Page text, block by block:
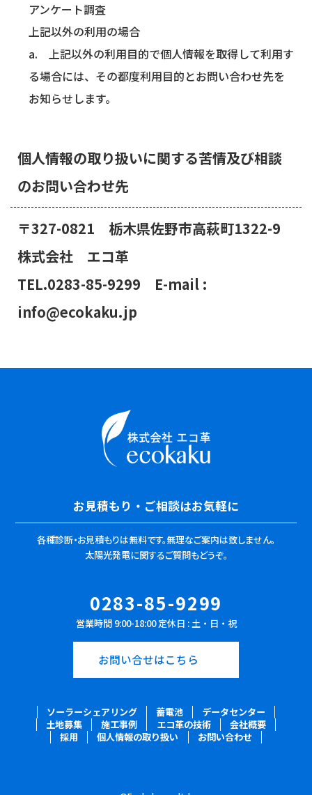
アンケート調査
上記以外の利用の場合
a. 上記以外の利用目的で個人情報を取得して利用す
る場合には、その都度利用目的とお問い合わせ先を
お知らせします。
個人情報の取り扱いに関する苦情及び相談
のお問い合わせ先
〒327-0821 栃木県佐野市高萩町1322-9
株式会社 エコ革
TEL.0283-85-9299 E-mail :
info@ecokaku.jp
お見積もり・ご相談はお気軽に
各種診断・お見積もりは無料です。無理なご案内は致しません。
太陽光発電に関するご質問もどうぞ。
0283-85-9299
営業時間 9:00-18:00 定休日 : 土・日・祝
お問い合せはこちら
ソーラーシェアリング 蓄電池
データセンター
土地募集
施工事例 エコ革の技術
会社概要
採用
個人情報の取り扱い お問い合わせ